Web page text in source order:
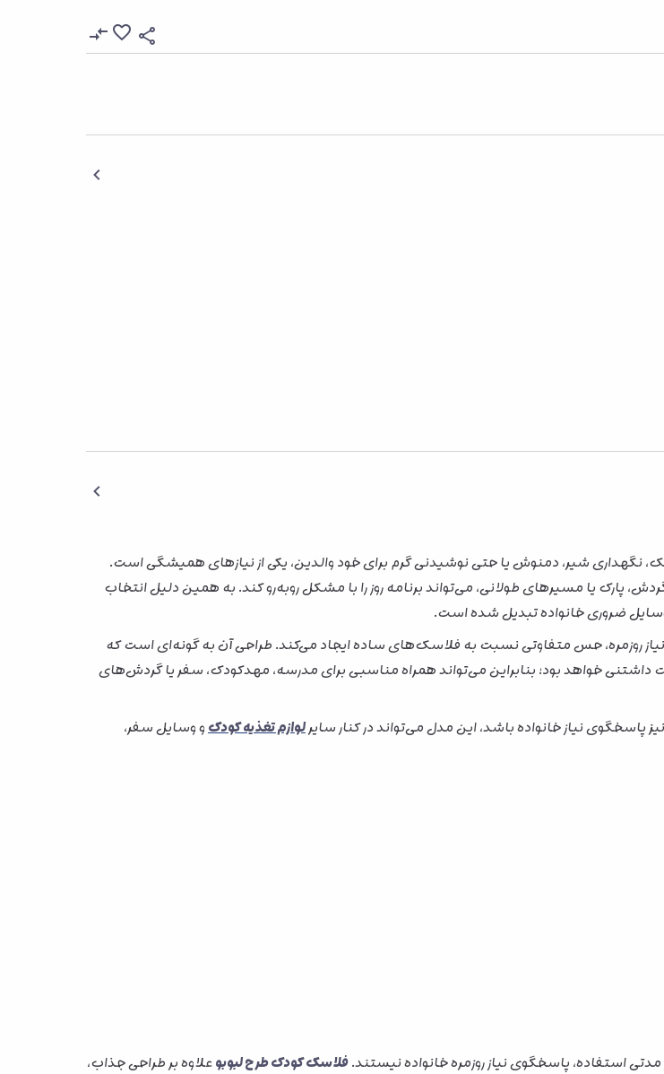
نگهداری شیر، دمنوش یا حتی نوشیدنی گرم برای خود والدین، یکی از نیازهای همیشگی است.
یا مسیرهای طولانی، می‌تواند برنامه روز را با مشکل روبه‌رو کند. به همین دلیل انتخاب
ضروری خانواده تبدیل شده است.
روزمره، حس متفاوتی نسبت به فلاسک‌های ساده ایجاد می‌کند. طراحی آن به گونه‌ای است که
خواهد بود؛ بنابراین می‌تواند همراه مناسبی برای مدرسه، مهدکودک، سفر یا گردش‌های
پاسخگوی نیاز خانواده باشد، این مدل می‌تواند در کنار سایرلوازم تغذیه کودکو وسایل سفر،
استفاده، پاسخگوی نیاز روزمره خانواده نیستند.فلاسک کودک طرح لبوبوعلاوه بر طراحی جذاب،